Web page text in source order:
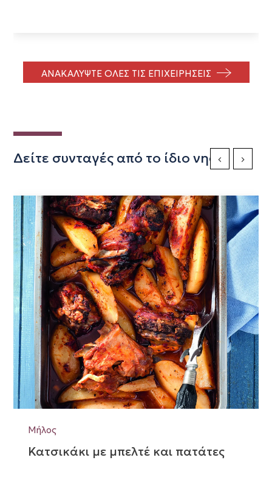
ΑΝΑΚΑΛΥΨΤΕ ΟΛΕΣ ΤΙΣ ΕΠΙΧΕΙΡΗΣΕΙΣ
Δείτε συνταγές από το ίδιο νησί
Μήλος
Κατσικάκι με μπελτέ και πατάτες
Previous Slide
Next